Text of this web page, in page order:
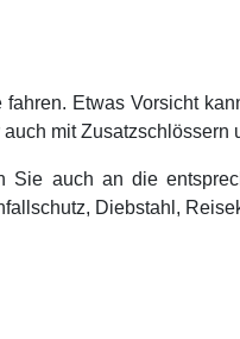
Etwas Vorsicht
mit Zusatzschlössern
Sie auch an die
Diebstahl,